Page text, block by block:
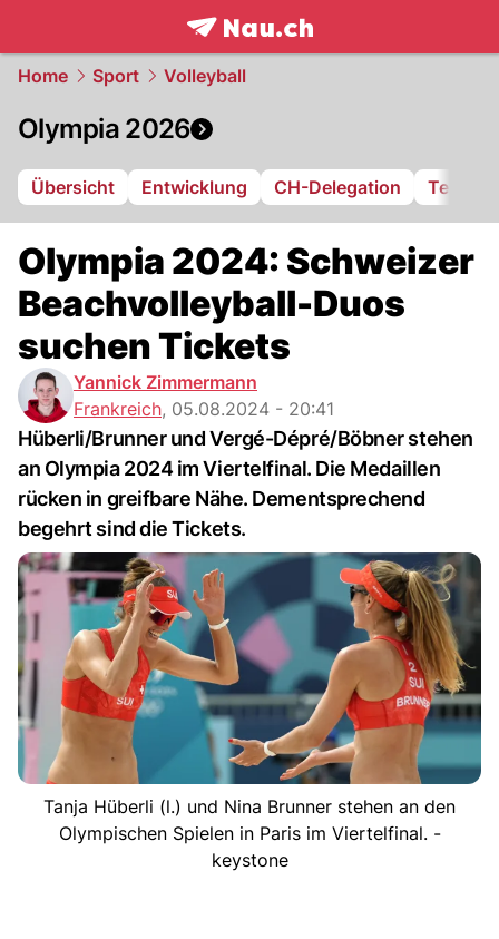
frontpage.NAU.ch
Home Sport Volleyball
Olympia 2026
Übersicht Entwicklung CH-Delegation
Olympia 2024: Schweizer
Beachvolleyball-Duos
suchen Tickets
Yannick Zimmermann
Frankreich, 05.08.2024 - 20:41
Hüberli/Brunner und Vergé-Dépré/Böbner stehen
an Olympia 2024 im Viertelfinal. Die Medaillen
rücken in greifbare Nähe. Dementsprechend
begehrt sind die Tickets.
Tanja Hüberli (l.) und Nina Brunner stehen an den
Olympischen Spielen in Paris im Viertelfinal. -
keystone